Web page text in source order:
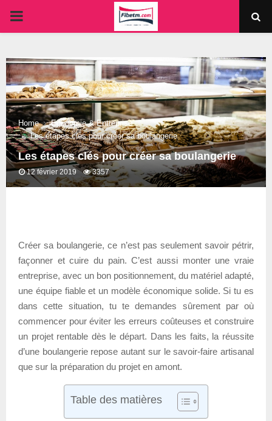
PRIMARY
Home
Economie & Entreprise
Les étapes clés pour créer sa boulangerie
Les étapes clés pour créer sa boulangerie
12 février 2019 3357
Créer sa boulangerie, ce n’est pas seulement savoir pétrir,
façonner et cuire du pain. C’est aussi monter une vraie
entreprise, avec un bon positionnement, du matériel adapté,
une équipe fiable et un modèle économique solide. Si tu es
dans cette situation, tu te demandes sûrement par où
commencer pour éviter les erreurs coûteuses et construire
un projet rentable dès le départ. Dans les faits, la réussite
d’une boulangerie repose autant sur le savoir-faire artisanal
que sur la préparation du projet en amont.
Table des matières